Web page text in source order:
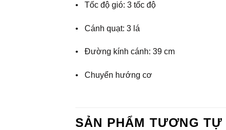
• Tốc độ gió: 3 tốc độ
• Cánh quạt: 3 lá
• Đường kính cánh: 39 cm
• Chuyển hướng cơ
SẢN PHẨM TƯƠNG TỰ